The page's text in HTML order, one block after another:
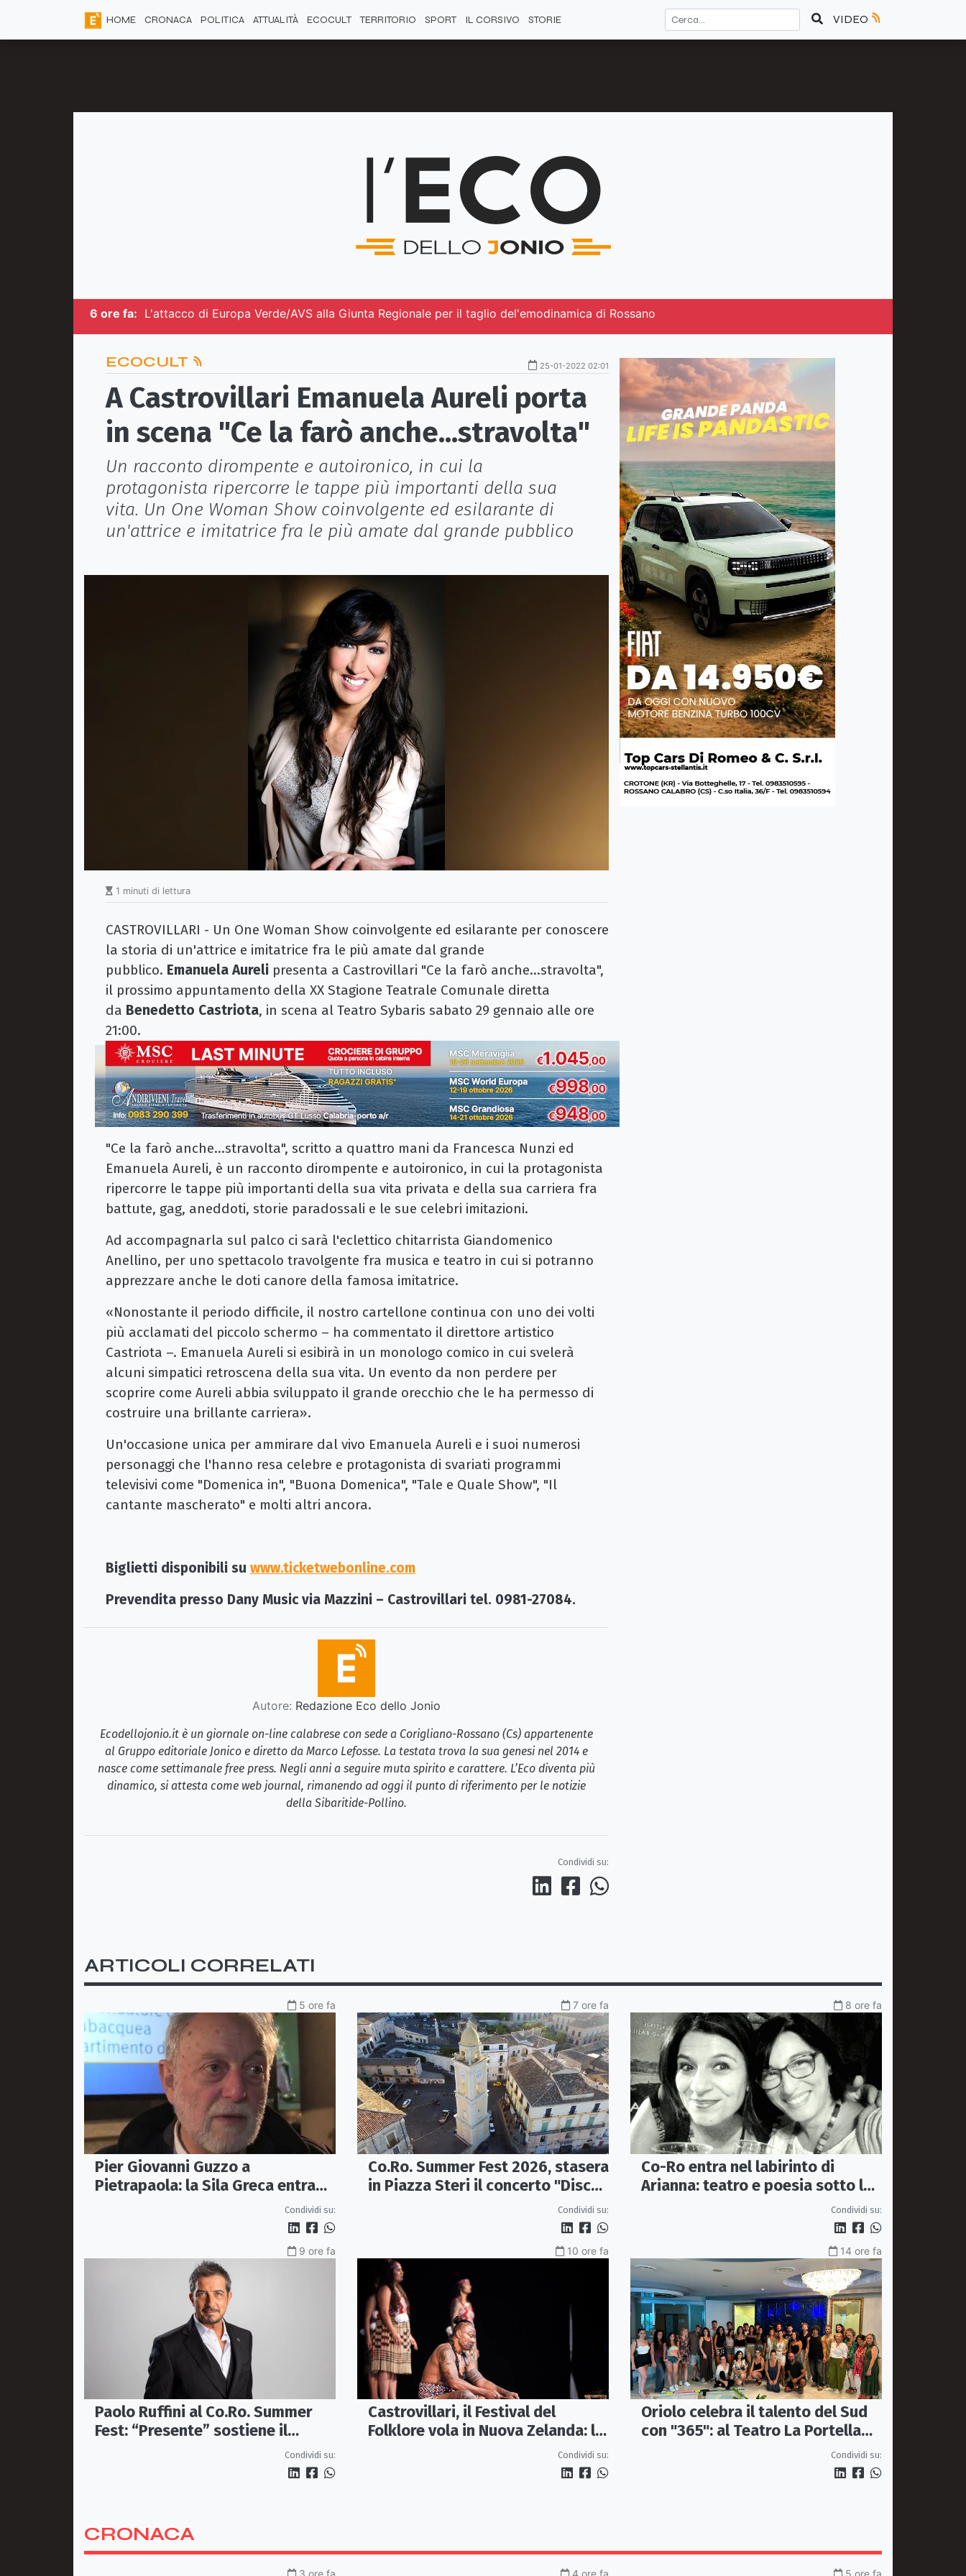
HOME CRONACA POLITICA ATTUALITÀ ECOCULT TERRITORIO SPORT IL CORSIVO STORIE VIDEO
6 ore fa: L'attacco di Europa Verde/AVS alla Giunta Regionale per il taglio del'emodinamica di Rossano
ECOCULT 25-01-2022 02:01
A Castrovillari Emanuela Aureli porta
in scena "Ce la farò anche...stravolta"
Un racconto dirompente e autoironico, in cui la
protagonista ripercorre le tappe più importanti della sua
vita. Un One Woman Show coinvolgente ed esilarante di
un'attrice e imitatrice fra le più amate dal grande pubblico
1 minuti di lettura
CASTROVILLARI - Un One Woman Show coinvolgente ed esilarante per conoscere
la storia di un'attrice e imitatrice fra le più amate dal grande
pubblico. Emanuela Aureli presenta a Castrovillari "Ce la farò anche...stravolta",
il prossimo appuntamento della XX Stagione Teatrale Comunale diretta
da Benedetto Castriota, in scena al Teatro Sybaris sabato 29 gennaio alle ore
21:00.
"Ce la farò anche...stravolta", scritto a quattro mani da Francesca Nunzi ed
Emanuela Aureli, è un racconto dirompente e autoironico, in cui la protagonista
ripercorre le tappe più importanti della sua vita privata e della sua carriera fra
battute, gag, aneddoti, storie paradossali e le sue celebri imitazioni.
Ad accompagnarla sul palco ci sarà l'eclettico chitarrista Giandomenico
Anellino, per uno spettacolo travolgente fra musica e teatro in cui si potranno
apprezzare anche le doti canore della famosa imitatrice.
«Nonostante il periodo difficile, il nostro cartellone continua con uno dei volti
più acclamati del piccolo schermo – ha commentato il direttore artistico
Castriota –. Emanuela Aureli si esibirà in un monologo comico in cui svelerà
alcuni simpatici retroscena della sua vita. Un evento da non perdere per
scoprire come Aureli abbia sviluppato il grande orecchio che le ha permesso di
costruire una brillante carriera».
Un'occasione unica per ammirare dal vivo Emanuela Aureli e i suoi numerosi
personaggi che l'hanno resa celebre e protagonista di svariati programmi
televisivi come "Domenica in", "Buona Domenica", "Tale e Quale Show", "Il
cantante mascherato" e molti altri ancora.
Biglietti disponibili su www.ticketwebonline.com
Prevendita presso Dany Music via Mazzini – Castrovillari tel. 0981-27084.
Autore: Redazione Eco dello Jonio
Ecodellojonio.it è un giornale on-line calabrese con sede a Corigliano-Rossano (Cs) appartenente
al Gruppo editoriale Jonico e diretto da Marco Lefosse. La testata trova la sua genesi nel 2014 e
nasce come settimanale free press. Negli anni a seguire muta spirito e carattere. L’Eco diventa più
dinamico, si attesta come web journal, rimanendo ad oggi il punto di riferimento per le notizie
della Sibaritide-Pollino.
Condividi su:
ARTICOLI CORRELATI
5 ore fa
Pier Giovanni Guzzo a
Pietrapaola: la Sila Greca entra
nel grande dibattito archeologico
Condividi su:
7 ore fa
Co.Ro. Summer Fest 2026, stasera
in Piazza Steri il concerto "Disco,
le hit degli anni '70/'80" con
l'Orchestra Sinfonica Brutia
Condividi su:
8 ore fa
Co-Ro entra nel labirinto di
Arianna: teatro e poesia sotto le
Condividi su:
9 ore fa
Paolo Ruffini al Co.Ro. Summer
Fest: “Presente” sostiene il
Condividi su:
10 ore fa
Castrovillari, il Festival del
Folklore vola in Nuova Zelanda: la
cultura Maori protagonista della
Condividi su:
14 ore fa
Oriolo celebra il talento del Sud
con "365": al Teatro La Portella
una serata tra moda, arte eCondividi su:
CRONACA